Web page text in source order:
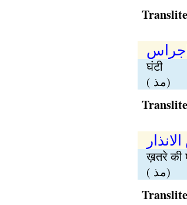
घंटी
( مذ)
ख़तरे की
( مذ)